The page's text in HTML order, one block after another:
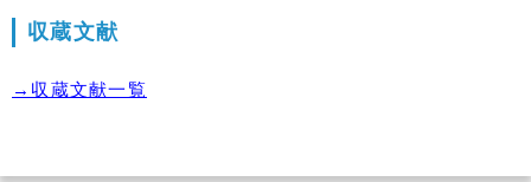
収蔵文献
→収蔵文献一覧